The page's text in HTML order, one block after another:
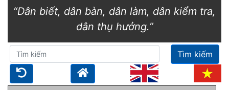
“Dân biết, dân bàn, dân làm, dân kiểm tra,
dân thụ hưởng.”
Tìm kiếm